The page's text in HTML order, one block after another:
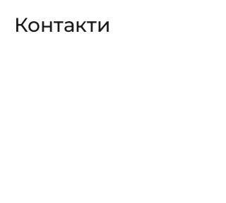
Контакти